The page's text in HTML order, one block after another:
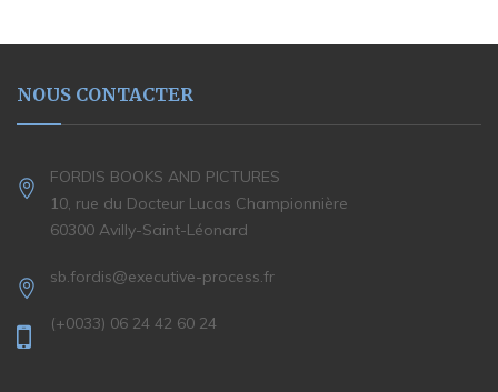
NOUS CONTACTER
FORDIS BOOKS AND PICTURES
10, rue du Docteur Lucas Championnière
60300 Avilly-Saint-Léonard
sb.fordis@executive-process.fr
(+0033) 06 24 42 60 24